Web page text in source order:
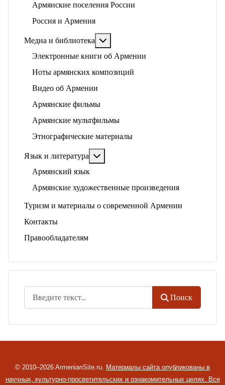
Армянские поселения России
Россия и Армения
Медиа и библиотека
Электронные книги об Армении
Ноты армянских композиций
Видео об Армении
Армянские фильмы
Армянские мультфильмы
Этнографические материалы
Язык и литература
Армянский язык
Армянские художественные произведения
Туризм и материалы о современной Армении
Контакты
Правообладателям
Поиск
© 2010–2026 ArmenianSite.ru. Материалы сайта опубликованы в
научных, культурно-просветительских и ознакомительных целях. Все